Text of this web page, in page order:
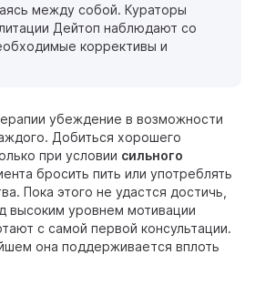
между собой. Кураторы
Дейтоп наблюдают со
коррективы и
убеждение в возможности
Добиться хорошего
при условии сильного
бросить пить или употреблять
Пока этого не удастся достичь,
высоким уровнем мотивации
с самой первой консультации.
она поддерживается вплоть